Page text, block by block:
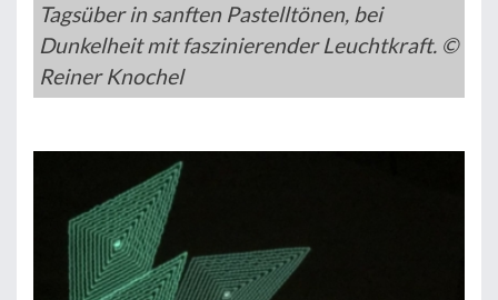
Tagsüber in sanften Pastelltönen, bei
Dunkelheit mit faszinierender Leuchtkraft. ©
Reiner Knochel